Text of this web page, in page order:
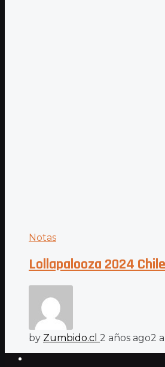
Notas
Lollapalooza 2024
by Zumbido.cl 2 años ago2